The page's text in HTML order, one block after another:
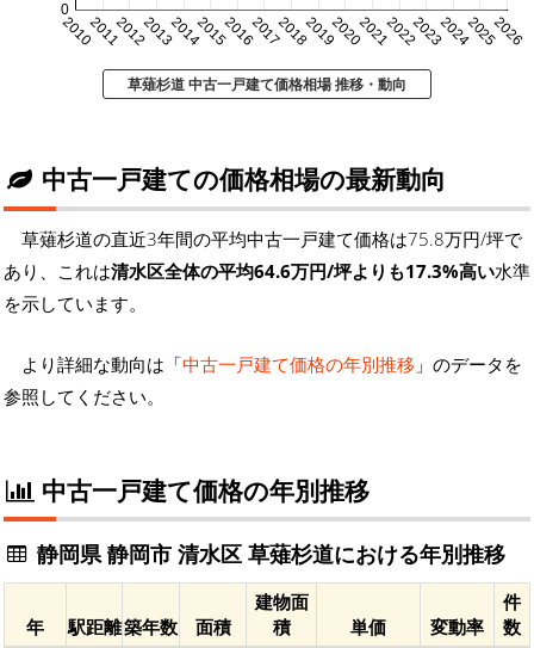
20102011201220132014201520162017201820192020202120222023202420252026
0
草薙杉道 中古一戸建て価格相場 推移・動向
中古一戸建ての価格相場の最新動向
草薙杉道の直近3年間の平均中古一戸建て価格は75.8万円/坪で
あり、これは清水区全体の平均64.6万円/坪よりも17.3%高い水準
を示しています。
より詳細な動向は「中古一戸建て価格の年別推移 」のデータを
参照してください。
中古一戸建て価格の年別推移
静岡県 静岡市 清水区 草薙杉道における年別推移
年 駅距離築年数 面積
建物面
積
単価 変動率
件
数